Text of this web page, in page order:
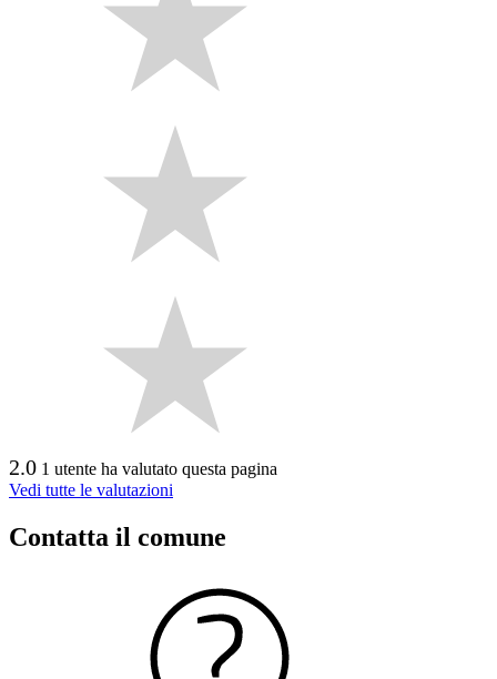
2.0 1 utente ha valutato questa pagina
Vedi tutte le valutazioni
Contatta il comune